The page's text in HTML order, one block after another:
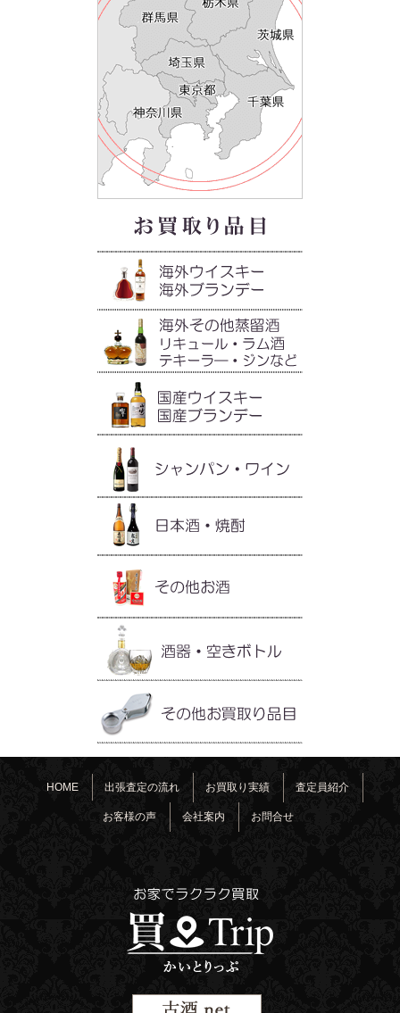
HOME 出張査定の流れ お買取り実績 査定員紹介
お客様の声 会社案内 お問合せ